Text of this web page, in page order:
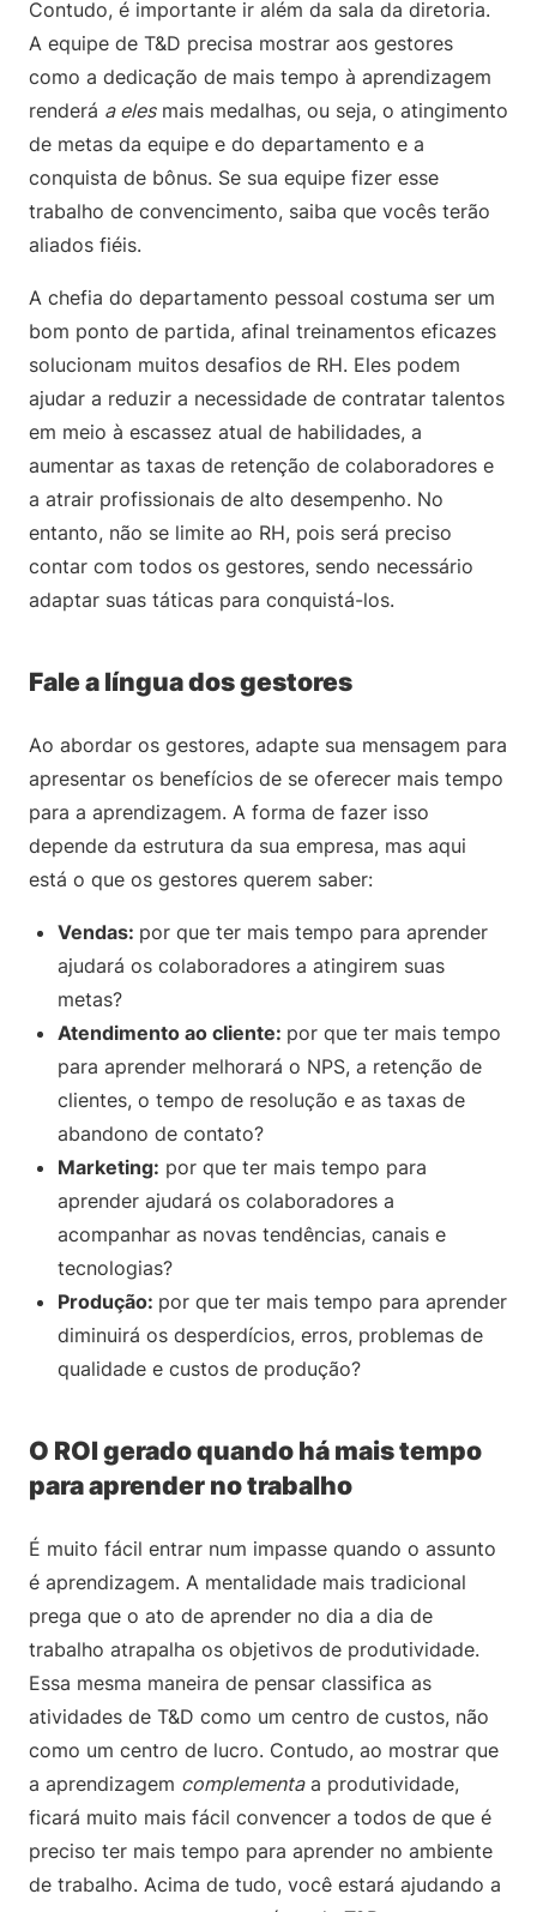
Contudo, é importante ir além da sala da diretoria.
A equipe de T&D precisa mostrar aos gestores
como a dedicação de mais tempo à aprendizagem
renderá a elesmais medalhas, ou seja, o atingimento
de metas da equipe e do departamento e a
conquista de bônus. Se sua equipe fizer esse
trabalho de convencimento, saiba que vocês terão
aliados fiéis.
A chefia do departamento pessoal costuma ser um
bom ponto de partida, afinal treinamentos eficazes
solucionam muitos desafios de RH. Eles podem
ajudar a reduzir a necessidade de contratar talentos
em meio à escassez atual de habilidades, a
aumentar as taxas de retenção de colaboradores e
a atrair profissionais de alto desempenho. No
entanto, não se limite ao RH, pois será preciso
contar com todos os gestores, sendo necessário
adaptar suas táticas para conquistá-los.
Fale a língua dos gestores
Ao abordar os gestores, adapte sua mensagem para
apresentar os benefícios de se oferecer mais tempo
para a aprendizagem. A forma de fazer isso
depende da estrutura da sua empresa, mas aqui
está o que os gestores querem saber:
Vendas: por que ter mais tempo para aprender
ajudará os colaboradores a atingirem suas
metas?
Atendimento ao cliente: por que ter mais tempo
para aprender melhorará o NPS, a retenção de
clientes, o tempo de resolução e as taxas de
abandono de contato?
Marketing: por que ter mais tempo para
aprender ajudará os colaboradores a
acompanhar as novas tendências, canais e
tecnologias?
Produção: por que ter mais tempo para aprender
diminuirá os desperdícios, erros, problemas de
qualidade e custos de produção?
O ROI gerado quando há mais tempo
para aprender no trabalho
É muito fácil entrar num impasse quando o assunto
é aprendizagem. A mentalidade mais tradicional
prega que o ato de aprender no dia a dia de
trabalho atrapalha os objetivos de produtividade.
Essa mesma maneira de pensar classifica as
atividades de T&D como um centro de custos, não
como um centro de lucro. Contudo, ao mostrar que
a aprendizagem complementaa produtividade,
ficará muito mais fácil convencer a todos de que é
preciso ter mais tempo para aprender no ambiente
de trabalho. Acima de tudo, você estará ajudando a